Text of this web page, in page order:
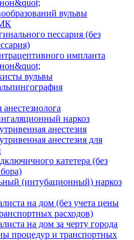
вульвы
пессария (без
импланта
вульвы
наркоз
анестезия
анестезия для
катетера (без
(интубационный) наркоз
на дом (без учета цены
расходов)
на дом за черту города
процедур и транспортных